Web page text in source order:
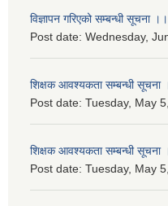
विज्ञापन गरिएको सम्बन्धी सूचना ।।
Post date: Wednesday,
शिक्षक आवश्यकता सम्बन्धी सूचना
Post date: Tuesday, May
शिक्षक आवश्यकता सम्बन्धी सूचना
Post date: Tuesday, May